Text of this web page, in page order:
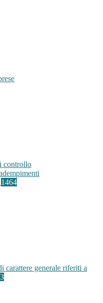
controllo
1464
carattere generale riferiti a
3